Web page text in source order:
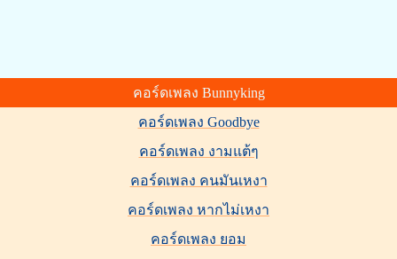
คอร์ดเพลง Bunnyking
คอร์ดเพลง Goodbye
คอร์ดเพลง งามแต้ๆ
คอร์ดเพลง คนมันเหงา
คอร์ดเพลง หากไม่เหงา
คอร์ดเพลง ยอม